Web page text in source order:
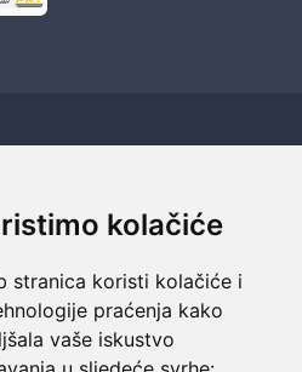
kolačiće
stranica koristi kolačiće i
praćenja kako
vaše iskustvo
vas
novaca
za novac